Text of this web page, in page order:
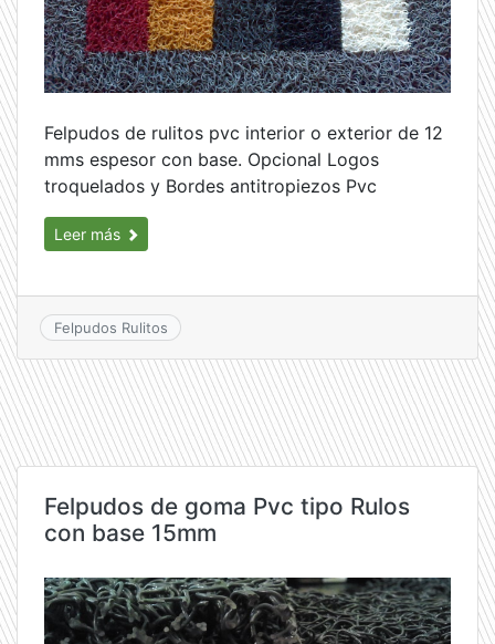
Felpudos de rulitos pvc interior o exterior de 12
mms espesor con base. Opcional Logos
troquelados y Bordes antitropiezos Pvc
Leer más
Felpudos Rulitos
Felpudos de goma Pvc tipo Rulos
con base 15mm